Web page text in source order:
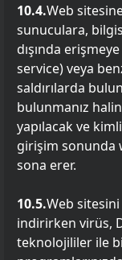
10.4.Web
sunuculara,
dışında
service) veya
saldırılarda
bulunmanız
yapılacak ve
girişim sonunda
sona erer.
10.5.Web
indirirken virüs,
teknolojililer ile